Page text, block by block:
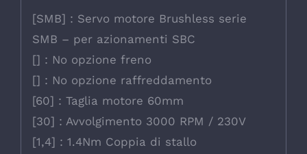
[SMB] : Servo motore Brushless serie
SMB – per azionamenti SBC
[] : No opzione freno
[] : No opzione raffreddamento
[60] : Taglia motore 60mm
[30] : Avvolgimento 3000 RPM / 230V
[1,4] : 1.4Nm Coppia di stallo